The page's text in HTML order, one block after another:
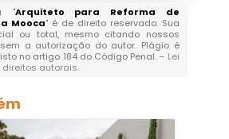
"Arquiteto para Reforma de
Mooca" é de direito reservado. Sua
ou total, mesmo citando nossos
a autorização do autor. Plágio é
no artigo 184 do Código Penal. – Lei
direitos autorais.